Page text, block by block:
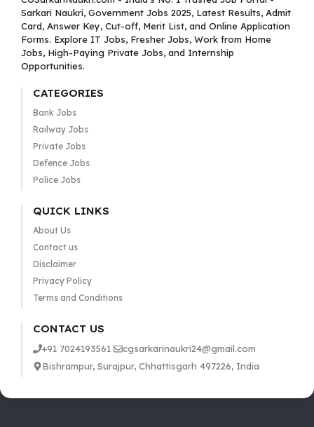
Sarkari Naukri, Government Jobs 2025, Latest Results, Admit
Card, Answer Key, Cut-off, Merit List, and Online Application
Forms. Explore IT Jobs, Fresher Jobs, Work from Home
Jobs, High-Paying Private Jobs, and Internship
Opportunities.
CATEGORIES
Bank Jobs
Railway Jobs
Private Jobs
Defence Jobs
Police Jobs
QUICK LINKS
About Us
Contact us
Disclaimer
Privacy Policy
Terms and Conditions
CONTACT US
+91 7024193561
cgsarkarinaukri24@gmail.com
Bishrampur, Surajpur, Chhattisgarh 497226, India